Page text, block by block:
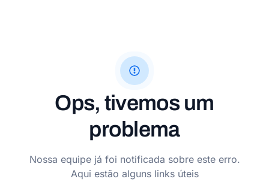
Ops, tivemos um
problema
Nossa equipe já foi notificada sobre este erro.
Aqui estão alguns links úteis